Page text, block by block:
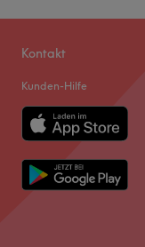
Kontakt
Kunden-Hilfe